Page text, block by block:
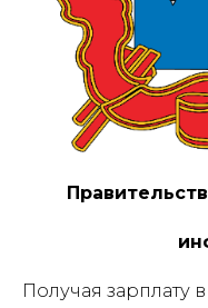
Получая зарплату